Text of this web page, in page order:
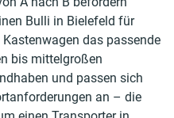
Bulli in Bielefeld für
das passende
bis mittelgroßen
und passen sich
an – die